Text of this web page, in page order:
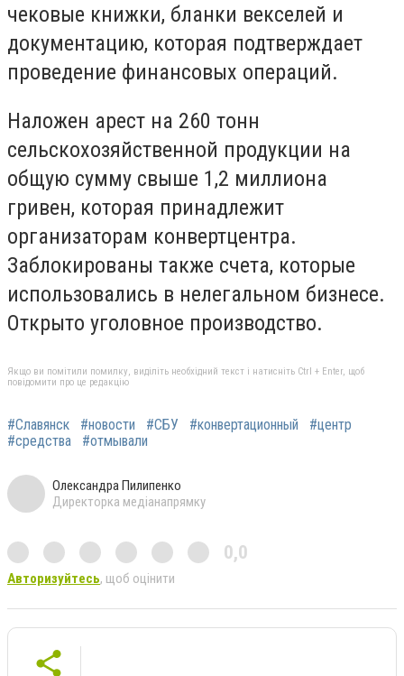
чековые книжки, бланки векселей и
документацию, которая подтверждает
проведение финансовых операций.
Наложен арест на 260 тонн
сельскохозяйственной продукции на
общую сумму свыше 1,2 миллиона
гривен, которая принадлежит
организаторам конвертцентра.
Заблокированы также счета, которые
использовались в нелегальном бизнесе.
Открыто уголовное производство.
Якщо ви помітили помилку, виділіть необхідний текст і натисніть Ctrl + Enter, щоб
повідомити про це редакцію
#Славянск #новости #СБУ #конвертационный
#центр
#средства
#отмывали
Олександра Пилипенко
Директорка медіанапрямку
0,0
Авторизуйтесь, щоб оцінити